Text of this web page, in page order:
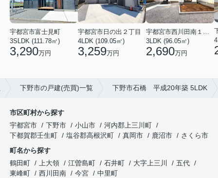
宇都宮市富士見町
3SLDK (111.78㎡)
3,290万円
宇都宮市日の出２丁目
4LDK (109.05㎡)
3,259万円
3LDK (96.05㎡)
2,690万円
下野市の戸建(売買)一覧 下野市石橋 平成20年築 5LDK
市区町村から探す
宇都宮市
下野市 小山市
河内郡上三川町
下都賀郡壬生町
塩谷郡高根沢町 真岡市 鹿沼市
さくら市
町名から探す
鶴田町
上大領 江曽島町 石井町 大字上三川
五代
東峰町
西川田南 今宮
中里町